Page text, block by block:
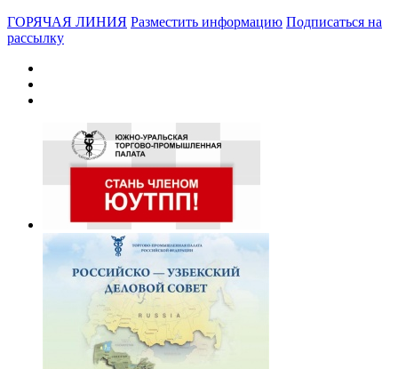
ГОРЯЧАЯ ЛИНИЯ Разместить информацию Подписаться на
рассылку